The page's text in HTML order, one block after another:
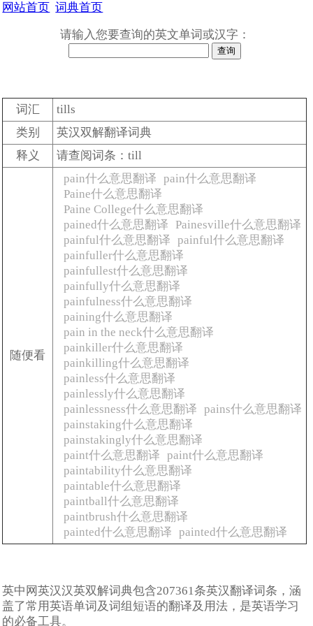
网站首页 词典首页
请输入您要查询的英文单词或汉字：
词汇
tills
类别
英汉双解翻译词典
释义
请查阅词条：till
随便看
pain什么意思翻译 pain什么意思翻译
Paine什么意思翻译
Paine College什么意思翻译
pained什么意思翻译
Painesville什么意思翻译
painful什么意思翻译 painful什么意思翻译
painfuller什么意思翻译
painfullest什么意思翻译
painfully什么意思翻译
painfulness什么意思翻译
paining什么意思翻译
pain in the neck什么意思翻译
painkiller什么意思翻译
painkilling什么意思翻译
painless什么意思翻译
painlessly什么意思翻译
painlessness什么意思翻译 pains什么意思翻译
painstaking什么意思翻译
painstakingly什么意思翻译
paint什么意思翻译 paint什么意思翻译
paintability什么意思翻译
paintable什么意思翻译
paintball什么意思翻译
paintbrush什么意思翻译
painted什么意思翻译 painted什么意思翻译
英中网英汉汉英双解词典包含207361条英汉翻译词条，涵
盖了常用英语单词及词组短语的翻译及用法，是英语学习
的必备工具。